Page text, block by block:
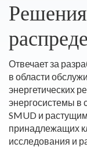
Отвечает за
в области
энергетических
энергосистемы в
SMUD и
принадлежащих
исследования и